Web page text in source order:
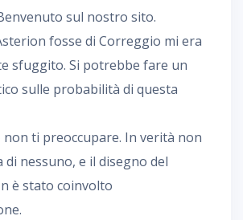
sul nostro sito.
fosse di Correggio mi era
sfuggito. Si potrebbe fare un
sulle probabilità di questa
ti preoccupare. In verità non
di nessuno, e il disegno del
è stato coinvolto